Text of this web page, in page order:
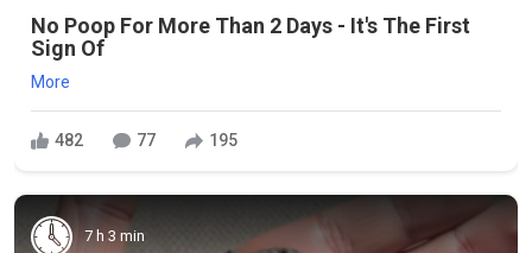
No Poop For More Than 2 Days - It's The First
Sign Of
More
482 77 195
7 h 3 min